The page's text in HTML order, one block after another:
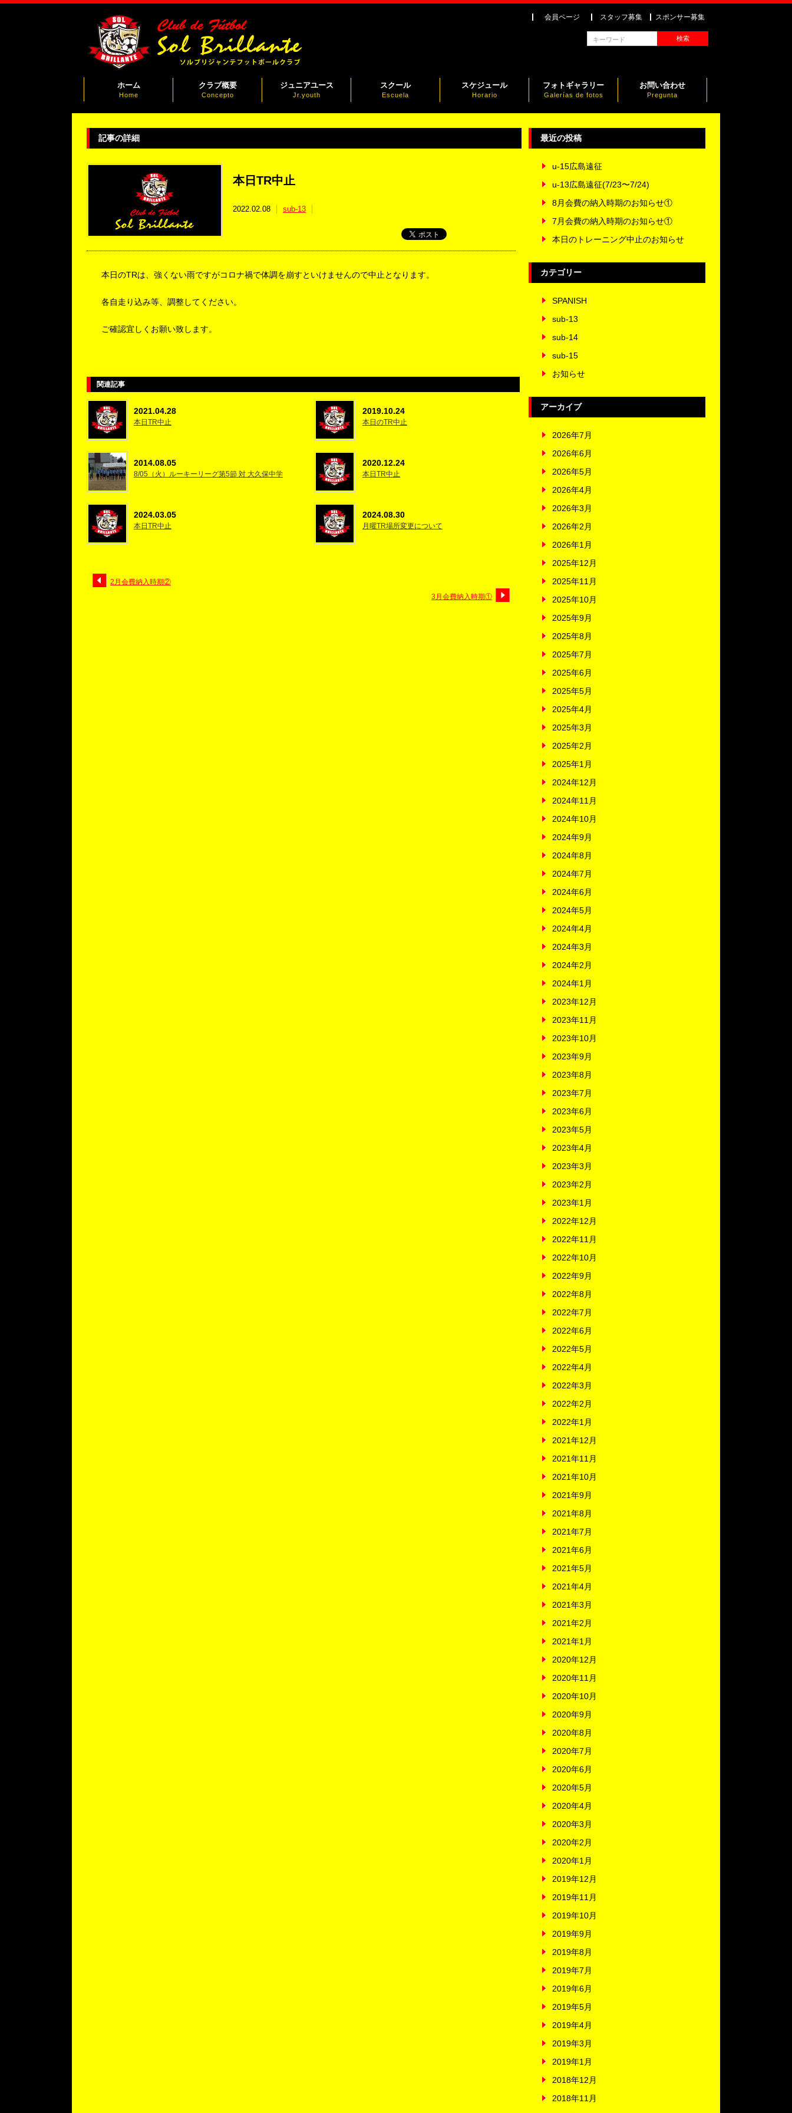
会員ページ スタッフ募集 スポンサー募集
ホーム
Home
クラブ概要
Concepto
ジュニアユース
Jr.youth
スクール
Escuela
スケジュール
Horario
フォトギャラリー
Galerías de fotos
お問い合わせ
Pregunta
記事の詳細
本日TR中止
2022.02.08 sub-13
本日のTRは、強くない雨ですがコロナ禍で体調を崩すといけませんので中止となります。
各自走り込み等、調整してください。
ご確認宜しくお願い致します。
関連記事
2021.04.28
本日TR中止
2019.10.24
本日のTR中止
2014.08.05
8/05（火）ルーキーリーグ第5節 対 大久保中学
2020.12.24
本日TR中止
2024.03.05
本日TR中止
2024.08.30
月曜TR場所変更について
2月会費納入時期②
3月会費納入時期①
最近の投稿
u-15広島遠征
u-13広島遠征(7/23〜7/24)
8月会費の納入時期のお知らせ①
7月会費の納入時期のお知らせ①
本日のトレーニング中止のお知らせ
カテゴリー
SPANISH
sub-13
sub-14
sub-15
お知らせ
アーカイブ
2026年7月
2026年6月
2026年5月
2026年4月
2026年3月
2026年2月
2026年1月
2025年12月
2025年11月
2025年10月
2025年9月
2025年8月
2025年7月
2025年6月
2025年5月
2025年4月
2025年3月
2025年2月
2025年1月
2024年12月
2024年11月
2024年10月
2024年9月
2024年8月
2024年7月
2024年6月
2024年5月
2024年4月
2024年3月
2024年2月
2024年1月
2023年12月
2023年11月
2023年10月
2023年9月
2023年8月
2023年7月
2023年6月
2023年5月
2023年4月
2023年3月
2023年2月
2023年1月
2022年12月
2022年11月
2022年10月
2022年9月
2022年8月
2022年7月
2022年6月
2022年5月
2022年4月
2022年3月
2022年2月
2022年1月
2021年12月
2021年11月
2021年10月
2021年9月
2021年8月
2021年7月
2021年6月
2021年5月
2021年4月
2021年3月
2021年2月
2021年1月
2020年12月
2020年11月
2020年10月
2020年9月
2020年8月
2020年7月
2020年6月
2020年5月
2020年4月
2020年3月
2020年2月
2020年1月
2019年12月
2019年11月
2019年10月
2019年9月
2019年8月
2019年7月
2019年6月
2019年5月
2019年4月
2019年3月
2019年1月
2018年12月
2018年11月